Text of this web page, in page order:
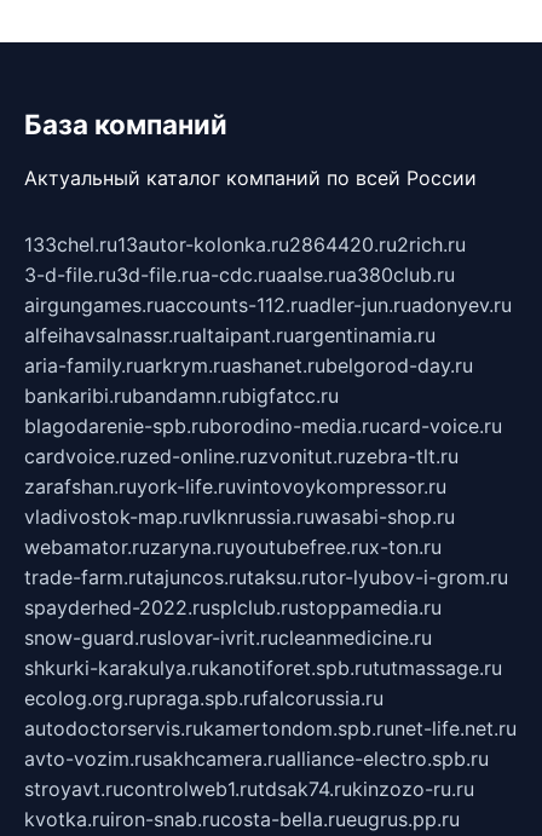
База компаний
Актуальный каталог компаний по всей России
133chel.ru13autor-kolonka.ru2864420.ru2rich.ru
3-d-file.ru3d-file.rua-cdc.ruaalse.rua380club.ru
airgungames.ruaccounts-112.ruadler-jun.ruadonyev.ru
alfeihavsalnassr.rualtaipant.ruargentinamia.ru
aria-family.ruarkrym.ruashanet.rubelgorod-day.ru
bankaribi.rubandamn.rubigfatcc.ru
blagodarenie-spb.ruborodino-media.rucard-voice.ru
cardvoice.ruzed-online.ruzvonitut.ruzebra-tlt.ru
zarafshan.ruyork-life.ruvintovoykompressor.ru
vladivostok-map.ruvlknrussia.ruwasabi-shop.ru
webamator.ruzaryna.ruyoutubefree.rux-ton.ru
trade-farm.rutajuncos.rutaksu.rutor-lyubov-i-grom.ru
spayderhed-2022.rusplclub.rustoppamedia.ru
snow-guard.ruslovar-ivrit.rucleanmedicine.ru
shkurki-karakulya.rukanotiforet.spb.rututmassage.ru
ecolog.org.rupraga.spb.rufalcorussia.ru
autodoctorservis.rukamertondom.spb.runet-life.net.ru
avto-vozim.rusakhcamera.rualliance-electro.spb.ru
stroyavt.rucontrolweb1.rutdsak74.rukinzozo-ru.ru
kvotka.ruiron-snab.rucosta-bella.rueugrus.pp.ru